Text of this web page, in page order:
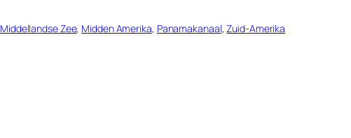
Middellandse Zee, Midden Amerika, Panamakanaal, Zuid-Amerika